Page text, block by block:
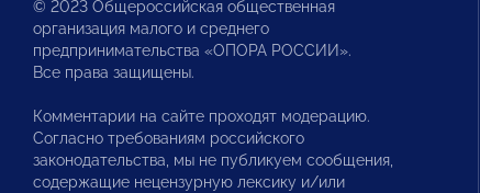
© 2023 Общероссийская общественная
организация малого и среднего
предпринимательства «ОПОРА РОССИИ».
Все права защищены.
Комментарии на сайте проходят модерацию.
Согласно требованиям российского
законодательства, мы не публикуем сообщения,
содержащие нецензурную лексику и/или